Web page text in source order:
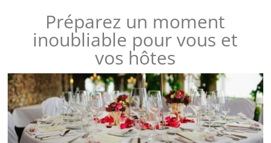
Préparez un moment
inoubliable pour vous et
vos hôtes